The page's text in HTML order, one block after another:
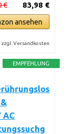
83,98 €
€
ansehen
zzgl. Versandkosten
EMPFEHLUNG
AC